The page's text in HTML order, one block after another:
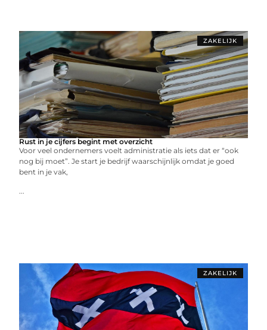
ZAKELIJK
Rust in je cijfers begint met overzicht
Voor veel ondernemers voelt administratie als iets dat er “ook
nog bij moet”. Je start je bedrijf waarschijnlijk omdat je goed
bent in je vak,
...
ZAKELIJK